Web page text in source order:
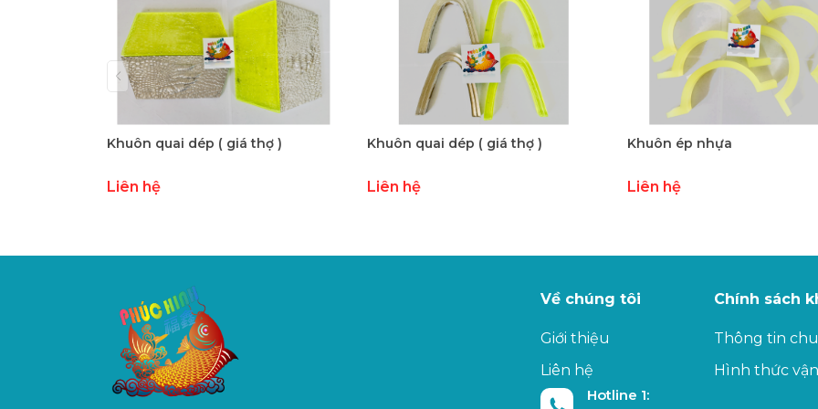
Khuôn quai dép ( giá thợ )
Liên hệ
Khuôn quai dép ( giá thợ )
Liên hệ
Khuôn ép nhựa
Liên hệ
Về chúng tôi
Giới thiệu
Liên hệ
Hotline 1:
Chính sách
Thông tin
Hình thức